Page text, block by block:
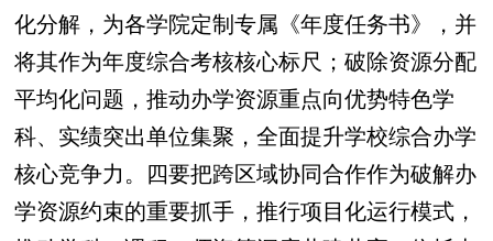
化分解，为各学院定制专属《年度任务书》，并
将其作为年度综合考核核心标尺；破除资源分配
平均化问题，推动办学资源重点向优势特色学
科、实绩突出单位集聚，全面提升学校综合办学
核心竞争力。四要把跨区域协同合作作为破解办
学资源约束的重要抓手，推行项目化运行模式，